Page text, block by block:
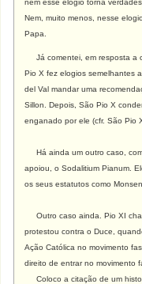
nem esse elogio torna
Nem, muito menos, nesse
Papa.
Já comentei, em resposta a
Pio X fez elogios semelhantes
del Val mandar uma
Sillon. Depois, São Pio X
enganado por ele (cfr. São Pio
Há ainda um outro caso,
apoiou, o Sodalitium Pianum.
os seus estatutos como
Outro caso ainda. Pio XI
protestou contra o Duce,
Ação Católica no movimento
direito de entrar no movimento
Coloco a citação de um